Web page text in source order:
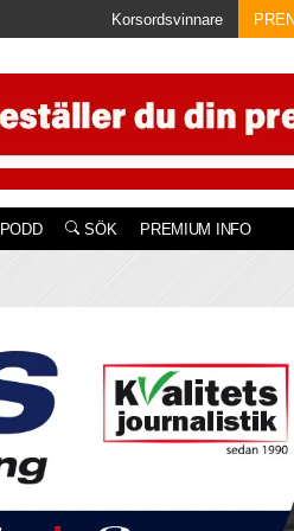
Korsordsvinnare
PODD SÖK PREMIUM INFO